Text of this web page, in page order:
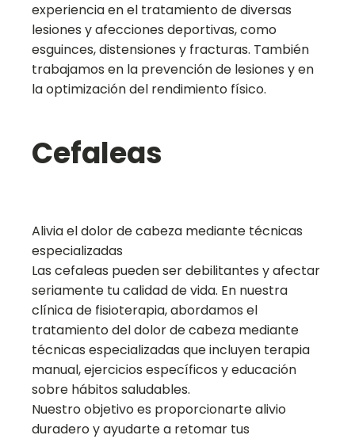
experiencia en el tratamiento de diversas
lesiones y afecciones deportivas, como
esguinces, distensiones y fracturas. También
trabajamos en la prevención de lesiones y en
la optimización del rendimiento físico.
Cefaleas
Alivia el dolor de cabeza mediante técnicas
especializadas
Las cefaleas pueden ser debilitantes y afectar
seriamente tu calidad de vida. En nuestra
clínica de fisioterapia, abordamos el
tratamiento del dolor de cabeza mediante
técnicas especializadas que incluyen terapia
manual, ejercicios específicos y educación
sobre hábitos saludables.
Nuestro objetivo es proporcionarte alivio
duradero y ayudarte a retomar tus